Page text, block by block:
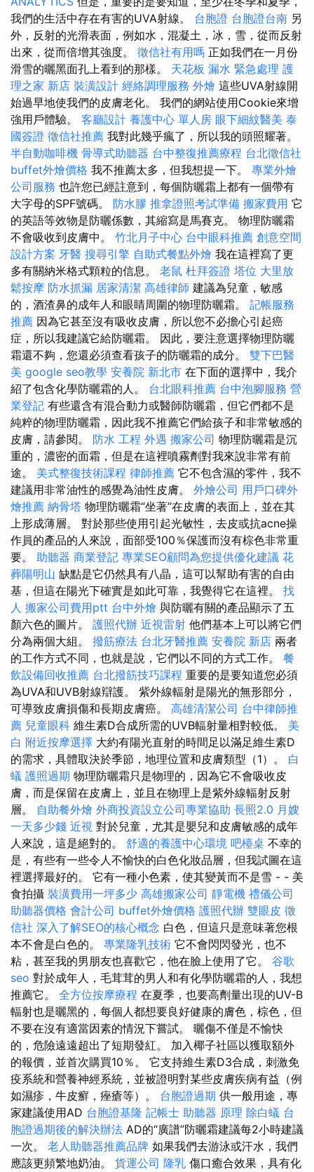
我們的生活中存在有害的UVA射線。 台胞證 台胞證台南 另
外，反射的光滑表面，例如水，混凝土，冰，雪，從而反射
出來，從而倍增其強度。 徵信社有用嗎 正如我們在一月份
滑雪的曬黑面孔上看到的那樣。 天花板 漏水 緊急處理 護
理之家 新店 裝潢設計 經絡調理服務 外燴 這些UVA射線開
始過早地使我們的皮膚老化。 我們的網站使用Cookie來增
強用戶體驗。 客廳設計 養護中心 單人房 眼下細紋醫美 泰
國簽證 徵信社推薦 我對此幾乎瘋了，所以我的頭照耀著。
半自動咖啡機 骨導式助聽器 台中整復推薦療程 台北徵信社
buffet外燴價格 我不推薦太多，但我想提一下。 專業外燴
公司服務 也許您已經註意到，每個防曬霜上都有一個帶有
大字母的SPF號碼。 防水膠 推拿證照考試準備 搬家費用 它
的英語等效物是防曬係數，其縮寫是馬賽克。 物理防曬霜
不會吸收到皮膚中。 竹北月子中心 台中眼科推薦 創意空間
設計方案 牙醫 搜尋引擎 自助式餐點外燴 我在這裡寫了更
多有關納米格式顆粒的信息。 老鼠 杜拜簽證 塔位 大里放
鬆按摩 防水抓漏 居家清潔 高雄律師 建議為兒童，敏感
的，酒渣鼻的成年人和眼睛周圍的物理防曬霜。 記帳服務
推薦 因為它甚至沒有吸收皮膚，所以您不必擔心引起癌
症，所以我建議它給防曬霜。 因此，要注意選擇物理防曬
霜還不夠，您還必須查看孩子的防曬霜的成分。 雙下巴醫
美 google seo教學 安養院 新北市 在下面的選擇中，我介
紹了包含化學防曬霜的人。 台北眼科推薦 台中泡腳服務 營
業登記 有些還含有混合動力或醫師防曬霜，但它們都不是
純粹的物理防曬霜，因此我不推薦它們給孩子和非常敏感的
皮膚，請參閱。 防水 工程 外遇 搬家公司 物理防曬霜是沉
重的，濃密的面霜，但是在這裡噴霧劑對我來說非常有前
途。 美式整復技術課程 律師推薦 它不包含濕的零件，我不
建議用非常油性的感覺為油性皮膚。 外燴公司 用戶口碑外
燴推薦 納骨塔 物理防曬霜“坐著”在皮膚的表面上，並在其
上形成薄層。 對於那些使用引起光敏性，去皮或抗acne操
作員的產品的人來說，面部受100％保護而沒有棕色非常重
要。 助聽器 商業登記 專業SEO顧問為您提供優化建議 花
葬陽明山 缺點是它仍然具有八晶，這可以幫助有害的自由
基，但這在陽光下確實是如此可靠，我覺得它在這裡。 找
人 搬家公司費用ptt 台中外燴 與防曬有關的產品顯示了五
顏六色的圖片。 護照代辦 近視雷射 他們基本上可以將它們
分為兩個大組。 撥筋療法 台北牙醫推薦 安養院 新店 兩者
的工作方式不同，也就是說，它們以不同的方式工作。 餐
飲設備回收推薦 台北撥筋技巧課程 重要的是要知道您必須
為UVA和UVB射線辯護。 紫外線輻射是陽光的無形部分，
可導致皮膚損傷和長期皮膚癌。 高雄清潔公司 台中律師推
薦 兒童眼科 維生素D合成所需的UVB輻射量相對較低。 美
白 附近按摩選擇 大約有陽光直射的時間足以滿足維生素D
的需求，具體取決於季節，地理位置和皮膚類型（1）。 白
蟻 護照過期 物理防曬霜只是物理的，因為它不會吸收皮
膚，而是保留在皮膚上，並且在物理上是紫外線輻射反射
層。 自助餐外燴 外商投資設立公司專業協助 長照2.0 月嫂
一天多少錢 近視 對於兒童，尤其是嬰兒和皮膚敏感的成年
人來說，這是絕對的。 舒適的養護中心環境 吧檯桌 不幸的
是，有些有一些令人不愉快的白色化妝品層，但我試圖在這
裡選擇最好的。 它有一種小色素，使其變黃而不是雪 - - 美
食拍攝 裝潢費用一坪多少 高雄搬家公司 靜電機 禮儀公司
助聽器價格 會計公司 buffet外燴價格 護照代辦 雙眼皮 徵
信社 深入了解SEO的核心概念 白色，但這只是意味著您根
本不會是白色的。 專業隆乳技術 它不會閃閃發光，也不
粘，甚至我的男朋友也喜歡它，他在臉上使用了它。 谷歌
seo 對於成年人，毛茸茸的男人和有化學防曬霜的人，我想
推薦它。 全方位按摩療程 在夏季，也要高劑量出現的UV-B
輻射也是曬黑的，每個人都想要良好健康的膚色，棕色，但
不要在沒有適當因素的情況下嘗試。 曬傷不僅是不愉快
的，危險遠遠超出了短期發紅。 加入椰子社區以獲取額外
的報價，並首次購買10％。 它支持維生素D3合成，刺激免
疫系統和營養神經系統，並被證明對某些皮膚疾病有益（例
如濕疹，牛皮癬，痤瘡等）。 台胞證過期 供一般用途，專
家建議使用AD 台胞證基隆 記帳士 助聽器 原理 除白蟻 台
胞證過期後的解決辦法 AD的“廣譜”防曬霜建議每2小時建議
一次。 老人助聽器推薦品牌 如果我們去游泳或汗水，我們
應該更頻繁地奶油。 貨運公司 隆乳 傷口癒合效果，具有化